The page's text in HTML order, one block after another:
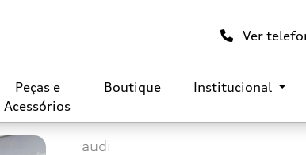
Ver
Peças e
Acessórios
Boutique Institucional
audi